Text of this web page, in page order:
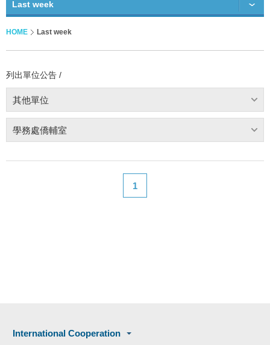
Last week
HOME Last week
列出單位公告 /
其他單位
學務處僑輔室
1
International Cooperation